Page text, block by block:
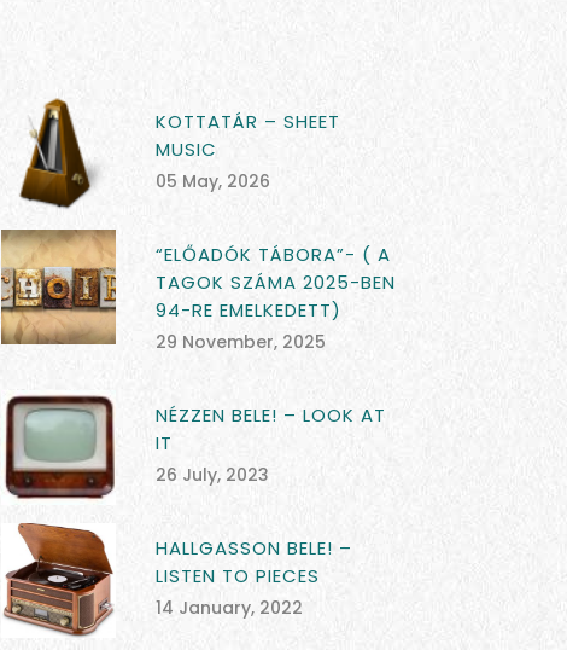
KOTTATÁR – SHEET
MUSIC
05 May, 2026
“ELŐADÓK TÁBORA”- ( A
TAGOK SZÁMA 2025-BEN
94-RE EMELKEDETT)
29 November, 2025
NÉZZEN BELE! – LOOK AT
IT
26 July, 2023
HALLGASSON BELE! –
LISTEN TO PIECES
14 January, 2022